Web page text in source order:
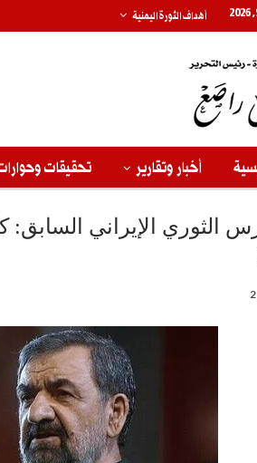
أهداف الثورة اليمنية
أخبار وتقارير تحقيقات
الثوري الإيراني